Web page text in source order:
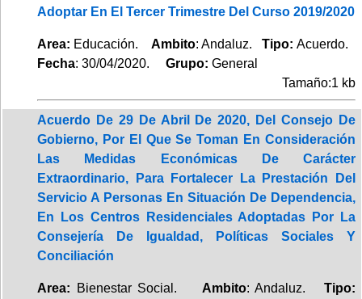
Adoptar En El Tercer Trimestre Del Curso 2019/2020
Area: Educación. Ambito: Andaluz. Tipo: Acuerdo.
Fecha: 30/04/2020. Grupo: General
Tamaño:1 kb
Acuerdo De 29 De Abril De 2020, Del Consejo De
Gobierno, Por El Que Se Toman En Consideración
Las Medidas Económicas De Carácter
Extraordinario, Para Fortalecer La Prestación Del
Servicio A Personas En Situación De Dependencia,
En Los Centros Residenciales Adoptadas Por La
Consejería De Igualdad, Políticas Sociales Y
Conciliación
Area: Bienestar Social. Ambito: Andaluz.Tipo: